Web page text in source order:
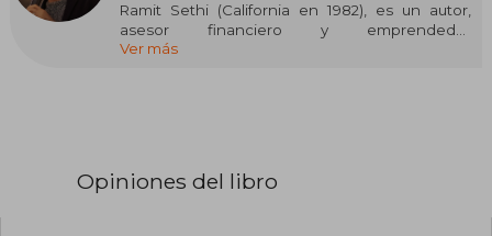
Ramit Sethi (California en 1982), es un autor,
asesor financiero y emprendedor
estadounidense, reconocido por su enfoque
Teach You to Be Rich, un bestseller
Ver más
Opiniones del libro